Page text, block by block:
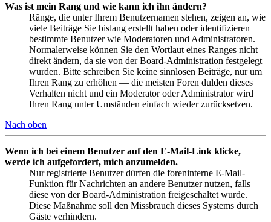
Was ist mein Rang und wie kann ich ihn ändern?
Ränge, die unter Ihrem Benutzernamen stehen, zeigen an, wie
viele Beiträge Sie bislang erstellt haben oder identifizieren
bestimmte Benutzer wie Moderatoren und Administratoren.
Normalerweise können Sie den Wortlaut eines Ranges nicht
direkt ändern, da sie von der Board-Administration festgelegt
wurden. Bitte schreiben Sie keine sinnlosen Beiträge, nur um
Ihren Rang zu erhöhen — die meisten Foren dulden dieses
Verhalten nicht und ein Moderator oder Administrator wird
Ihren Rang unter Umständen einfach wieder zurücksetzen.
Nach oben
Wenn ich bei einem Benutzer auf den E-Mail-Link klicke,
werde ich aufgefordert, mich anzumelden.
Nur registrierte Benutzer dürfen die foreninterne E-Mail-
Funktion für Nachrichten an andere Benutzer nutzen, falls
diese von der Board-Administration freigeschaltet wurde.
Diese Maßnahme soll den Missbrauch dieses Systems durch
Gäste verhindern.